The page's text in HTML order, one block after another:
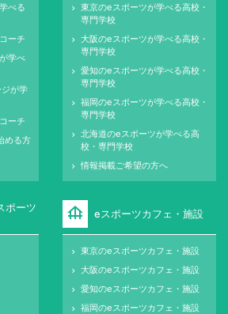
べる
ーチ
学べ
が学
ーチ
める方
keyboard_arrow_right
東京のeスポーツが学べる高校・
専門学校
keyboard_arrow_right
大阪のeスポーツが学べる高校・
専門学校
keyboard_arrow_right
愛知のeスポーツが学べる高校・
専門学校
keyboard_arrow_right
福岡のeスポーツが学べる高校・
専門学校
keyboard_arrow_right
北海道のeスポーツが学べる高
校・専門学校
keyboard_arrow_right 情報掲載ご希望の方へ
ポーツ
foundation eスポーツカフェ・施設
keyboard_arrow_right 東京のeスポーツカフェ・施設
keyboard_arrow_right 大阪のeスポーツカフェ・施設
keyboard_arrow_right 愛知のeスポーツカフェ・施設
keyboard_arrow_right 福岡のeスポーツカフェ・施設